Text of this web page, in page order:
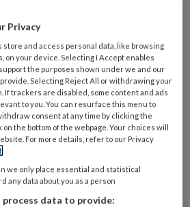
in Blijham.
is rust en
Ik wist niet
PREMIUM
Privacy
store and access personal data, like browsing
on your device. Selecting I Accept enables
the purposes shown under we and our
Selecting Reject All or withdrawing your
If trackers are disabled, some content and ads
to you. You can resurface this menu to
consent at any time by clicking the
the bottom of the webpage. Your choices will
For more details, refer to our Privacy
we only place essential and statistical
any data about you as a person
data to provide: